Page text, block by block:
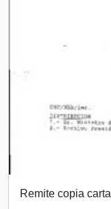
Remite copia carta